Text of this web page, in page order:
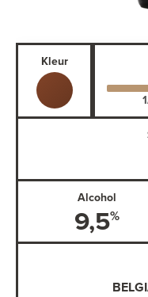
Kleur
Alcohol
9,5